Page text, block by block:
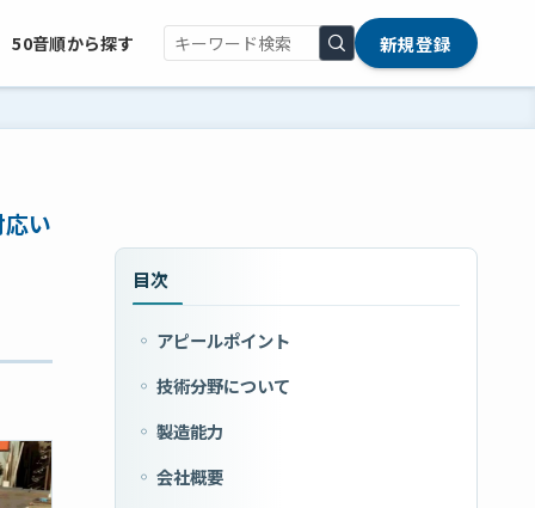
50音順から探す 新規登録
い
目次
アピールポイント
技術分野について
製造能力
会社概要